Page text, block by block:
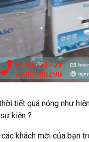
tiết quá nóng như
kiện ?
khách mời của bạn